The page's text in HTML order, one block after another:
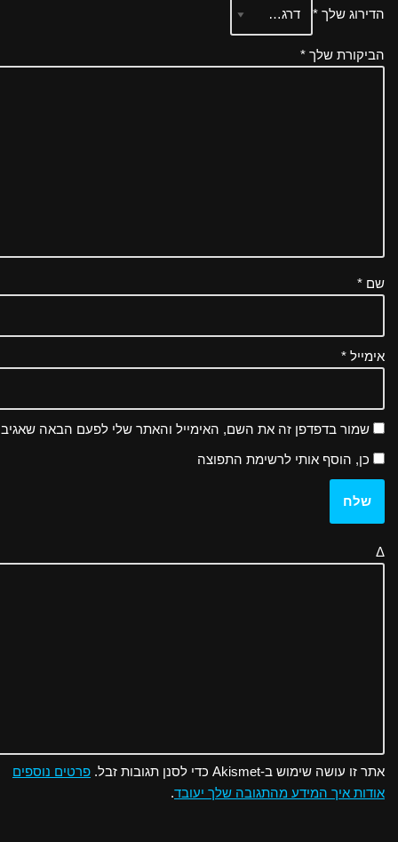
הדירוג שלך *
הביקורת שלך *
שם *
אימייל *
שמור בדפדפן זה את השם, האימייל והאתר שלי לפעם הבאה
כן, הוסף אותי לרשימת התפוצה
Δ
אתר זו עושה שימוש ב-Akismet כדי לסנן תגובות זבל.
פרטים נוספים
אודות איך המידע מהתגובה שלך יעובד.